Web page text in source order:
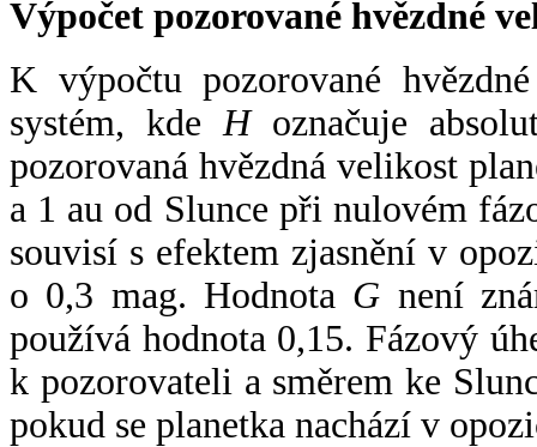
Výpočet pozorované hvězdné
K výpočtu pozorované
systém, kde Hoznačuje
pozorovaná hvězdná velikost
a 1 au od Slunce při nulovém
souvisí s efektem zjasnění v
o 0,3 mag. Hodnota G není
používá hodnota 0,15. Fázový
k pozorovateli a směrem ke
pokud se planetka nachází v